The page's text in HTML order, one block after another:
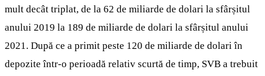
mult decât triplat, de la 62 de miliarde de dolari la sfârșitul
anului 2019 la 189 de miliarde de dolari la sfârșitul anului
2021. După ce a primit peste 120 de miliarde de dolari în
depozite într-o perioadă relativ scurtă de timp, SVB a trebuit